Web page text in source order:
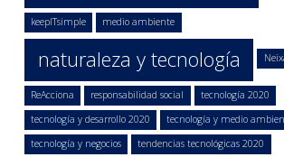
keepITsimple medio ambiente
naturaleza y tecnología
ReAcciona responsabilidad social
tecnología 2020
tecnología y desarrollo 2020
tecnología y medio
tecnología y negocios
tendencias tecnológicas 2020